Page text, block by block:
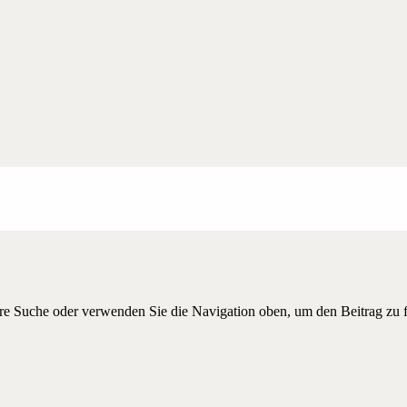
Suche oder verwenden Sie die Navigation oben, um den Beitrag zu